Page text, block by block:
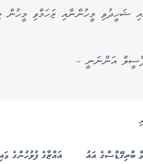
ޝަހީދުވި މީހުންނާއި ޒަހަމްވި
އަންނަނީ ..
ބްރިގޭޑްސްގެ އައު
ޣައްޒާގެ ފުލުހުންގެ